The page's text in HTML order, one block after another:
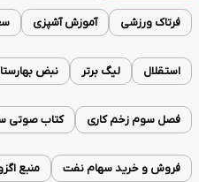
فرتاک ورزشی آموزش آشپزی
استقلال لیگ برتر نبض
فصل سوم زخم کاری کتاب صوتی
فروش و خرید سهام نفت منبع